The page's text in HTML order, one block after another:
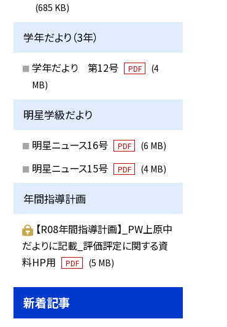
(685 KB)
学年だより（3年）
学年だより 第12号 PDF
(4
MB)
明星学級だより
明星ニュース16号 PDF (6 MB)
明星ニュース15号 PDF (4 MB)
年間指導計画
【R08年間指導計画】_PW上原中
だよりに記載_評価評定に関する資
料HP用
PDF (5 MB)
新着記事